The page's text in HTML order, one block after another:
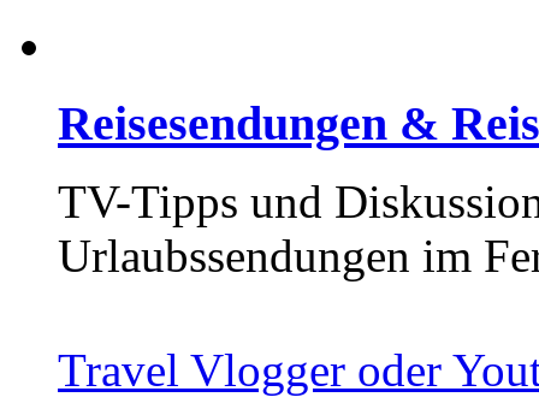
Reisesendungen &
TV-Tipps und
Urlaubssendungen im
Travel Vlogger oder